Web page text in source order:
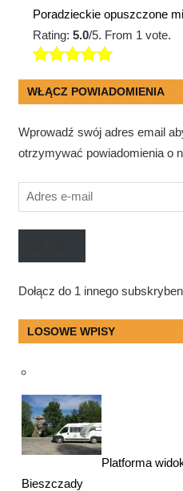
Poradzieckie opuszczone
Rating:5.0/5. From 1 vote.
WŁĄCZ POWIADOMIENIA
Wprowadź swój adres email
otrzymywać powiadomienia o
Adres
e-
mail
Dołącz do 1 innego
LOSOWE WPISY
Platforma
Bieszczady